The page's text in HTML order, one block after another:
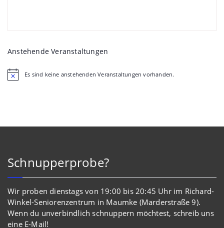
Anstehende Veranstaltungen
HinweisEs sind keine anstehenden Veranstaltungen vorhanden.
Schnupperprobe?
Wir proben dienstags von 19:00 bis 20:45 Uhr im Richard-
Winkel-Seniorenzentrum in Maumke (Marderstraße 9).
Wenn du unverbindlich schnuppern möchtest, schreib uns
eine E-Mail!